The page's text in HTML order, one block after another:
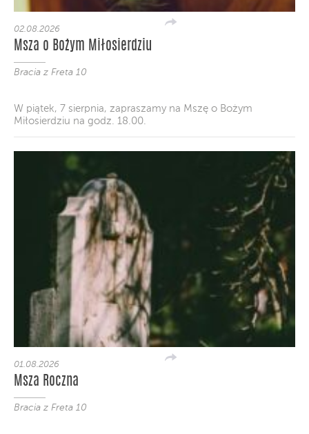
02.08.2026
Msza o Bożym Miłosierdziu
Bracia z Freta 10
W piątek, 7 sierpnia, zapraszamy na Mszę o Bożym
Miłosierdziu na godz. 18.00.
01.08.2026
Msza Roczna
Bracia z Freta 10